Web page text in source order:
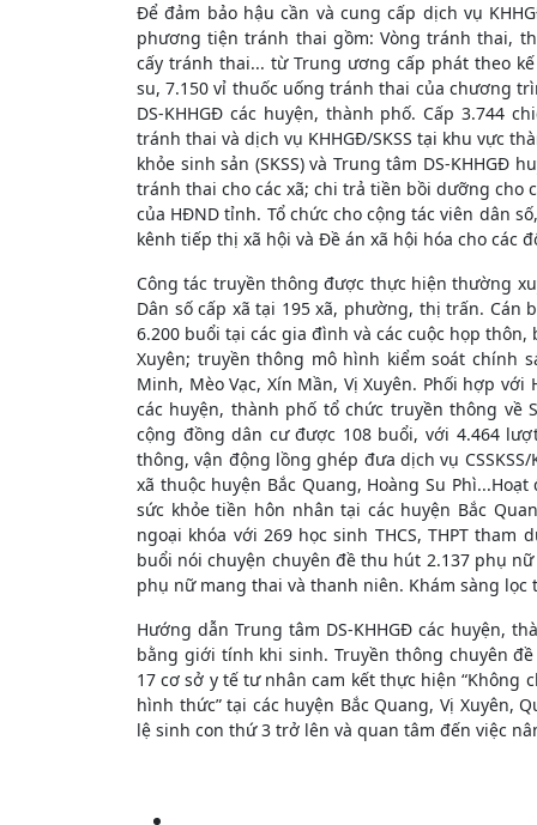
Để đảm bảo hậu cần và cung cấp dịch vụ
phương tiện tránh thai gồm: Vòng tránh thai,
cấy tránh thai... từ Trung ương cấp phát theo
su, 7.150 vỉ thuốc uống tránh thai của chương
DS-KHHGĐ các huyện, thành phố. Cấp 3.744
tránh thai và dịch vụ KHHGĐ/SKSS tại khu vực
khỏe sinh sản (SKSS) và Trung tâm DS-KHHGĐ
tránh thai cho các xã; chi trả tiền bồi dưỡng cho
của HĐND tỉnh. Tổ chức cho cộng tác viên dân
kênh tiếp thị xã hội và Đề án xã hội hóa cho các
Công tác truyền thông được thực hiện thường
Dân số cấp xã tại 195 xã, phường, thị trấn.
6.200 buổi tại các gia đình và các cuộc họp
Xuyên; truyền thông mô hình kiểm soát chính
Minh, Mèo Vạc, Xín Mần, Vị Xuyên. Phối hợp
các huyện, thành phố tổ chức truyền thông về
cộng đồng dân cư được 108 buổi, với 4.464
thông, vận động lồng ghép đưa dịch vụ
xã thuộc huyện Bắc Quang, Hoàng Su
sức khỏe tiền hôn nhân tại các huyện Bắc
ngoại khóa với 269 học sinh THCS, THPT
buổi nói chuyện chuyên đề thu hút 2.137 phụ
phụ nữ mang thai và thanh niên. Khám sàng lọc
Hướng dẫn Trung tâm DS-KHHGĐ các huyện,
bằng giới tính khi sinh. Truyền thông chuyên
17 cơ sở y tế tư nhân cam kết thực hiện
hình thức” tại các huyện Bắc Quang, Vị Xuyên,
lệ sinh con thứ 3 trở lên và quan tâm đến việc